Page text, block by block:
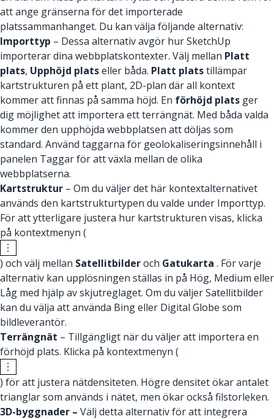
att ange gränserna för det importerade
platssammanhanget. Du kan välja följande alternativ:
Importtyp – Dessa alternativ avgör hur SketchUp
importerar dina webbplatskontexter. Välj mellan Platt
plats, Upphöjd platseller båda. Platt platstillämpar
kartstrukturen på ett plant, 2D-plan där all kontext
kommer att finnas på samma höjd. En förhöjd plats ger
dig möjlighet att importera ett terrängnät. Med båda valda
kommer den upphöjda webbplatsen att döljas som
standard. Använd taggarna för geolokaliseringsinnehåll i
panelen Taggar för att växla mellan de olika
webbplatserna.
Kartstruktur – Om du väljer det här kontextalternativet
används den kartstrukturtypen du valde under Importtyp.
För att ytterligare justera hur kartstrukturen visas, klicka
på kontextmenyn (
) och välj mellan Satellitbilderoch Gatukarta . För varje
alternativ kan upplösningen ställas in på Hög, Medium eller
Låg med hjälp av skjutreglaget. Om du väljer Satellitbilder
kan du välja att använda Bing eller Digital Globe som
bildleverantör.
Terrängnät – Tillgängligt när du väljer att importera en
förhöjd plats. Klicka på kontextmenyn (
) för att justera nätdensiteten. Högre densitet ökar antalet
trianglar som används i nätet, men ökar också filstorleken.
3D-byggnader – Välj detta alternativ för att integrera